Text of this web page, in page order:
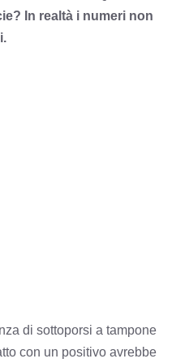
In realtà i numeri non
di sottoporsi a tampone
con un positivo avrebbe